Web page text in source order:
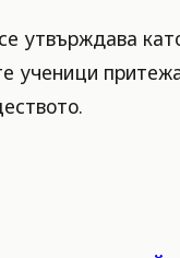
утвърждава
ученици